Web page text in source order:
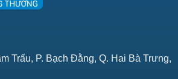
Trấu, P. Bạch Đằng, Q. Hai Bà Trưng,